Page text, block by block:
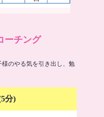
ーチング
のやる気を引き出し、勉
分)